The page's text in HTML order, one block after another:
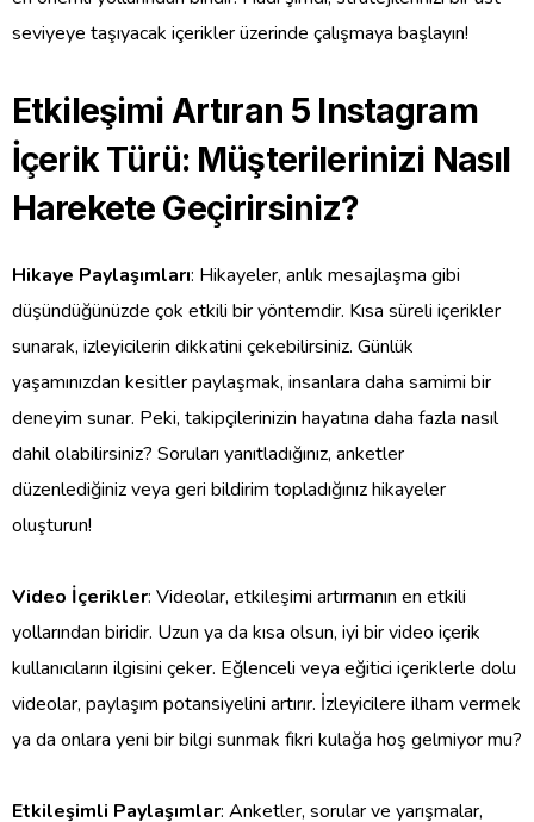
seviyeye taşıyacak içerikler üzerinde çalışmaya başlayın!
Etkileşimi Artıran 5 Instagram
İçerik Türü: Müşterilerinizi Nasıl
Harekete Geçirirsiniz?
Hikaye Paylaşımları: Hikayeler, anlık mesajlaşma gibi
düşündüğünüzde çok etkili bir yöntemdir. Kısa süreli içerikler
sunarak, izleyicilerin dikkatini çekebilirsiniz. Günlük
yaşamınızdan kesitler paylaşmak, insanlara daha samimi bir
deneyim sunar. Peki, takipçilerinizin hayatına daha fazla nasıl
dahil olabilirsiniz? Soruları yanıtladığınız, anketler
düzenlediğiniz veya geri bildirim topladığınız hikayeler
oluşturun!
Video İçerikler: Videolar, etkileşimi artırmanın en etkili
yollarından biridir. Uzun ya da kısa olsun, iyi bir video içerik
kullanıcıların ilgisini çeker. Eğlenceli veya eğitici içeriklerle dolu
videolar, paylaşım potansiyelini artırır. İzleyicilere ilham vermek
ya da onlara yeni bir bilgi sunmak fikri kulağa hoş gelmiyor mu?
Etkileşimli Paylaşımlar: Anketler, sorular ve yarışmalar,